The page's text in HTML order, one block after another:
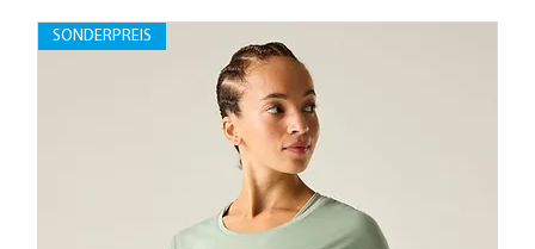
SONDERPREIS